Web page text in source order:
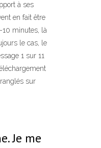
à ses
en fait être
10 minutes, là
le cas, le
1 sur 11
sur
Je me